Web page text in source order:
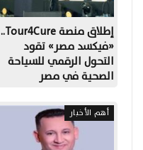
إطلاق منصة Tour4Cure..
«فيكسد مصر» تقود
التحول الرقمي للسياحة
الصحية في مصر
أهم الأخبار